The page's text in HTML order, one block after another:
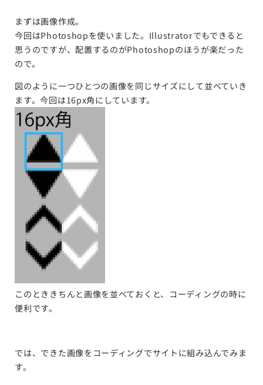
まずは画像作成。
今回はPhotoshopを使いました。Illustratorでもできると
思うのですが、配置するのがPhotoshopのほうが楽だった
ので。
図のように一つひとつの画像を同じサイズにして並べていき
ます。今回は16px角にしています。
このとききちんと画像を並べておくと、コーディングの時に
便利です。
では、できた画像をコーディングでサイトに組み込んでみま
す。